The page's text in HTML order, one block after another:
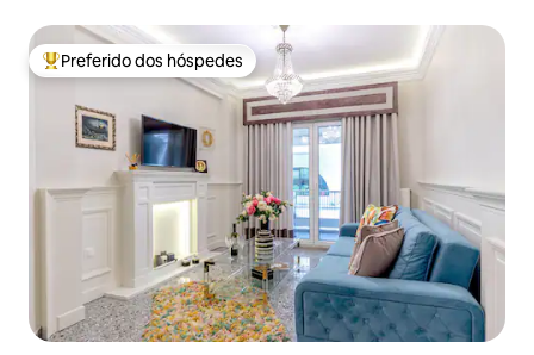
Entre os melhores preferidos dos hóspedes
Preferido dos hóspedes